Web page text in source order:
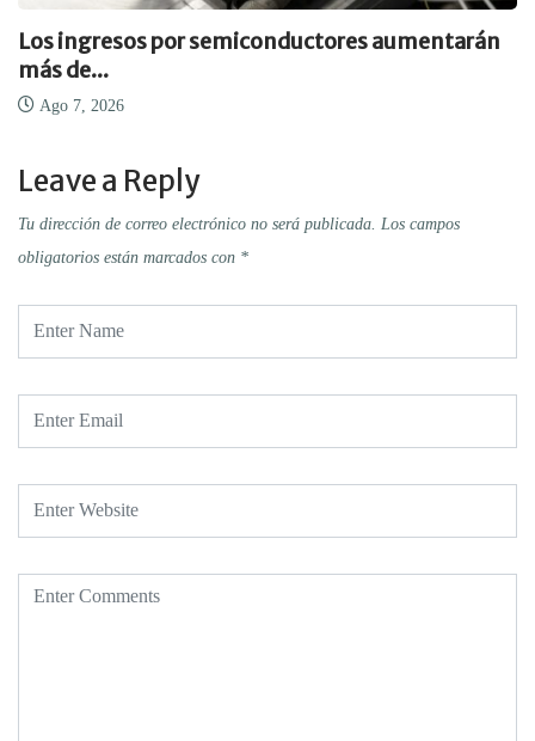
Los ingresos por semiconductores aumentarán
más de...
Ago 7, 2026
Leave a Reply
Tu dirección de correo electrónico no será publicada. Los campos
obligatorios están marcados con *